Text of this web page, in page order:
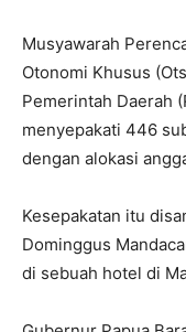
Musyawarah
Otonomi Khusus
Pemerintah Daerah
menyepakati 446
dengan alokasi
Kesepakatan itu
Dominggus
di sebuah hotel di